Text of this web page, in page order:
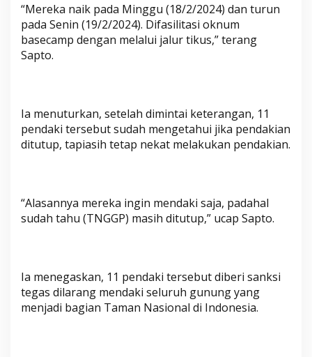
“Mereka naik pada Minggu (18/2/2024) dan turun
pada Senin (19/2/2024). Difasilitasi oknum
basecamp dengan melalui jalur tikus,” terang
Sapto.
Ia menuturkan, setelah dimintai keterangan, 11
pendaki tersebut sudah mengetahui jika pendakian
ditutup, tapiasih tetap nekat melakukan pendakian.
“Alasannya mereka ingin mendaki saja, padahal
sudah tahu (TNGGP) masih ditutup,” ucap Sapto.
Ia menegaskan, 11 pendaki tersebut diberi sanksi
tegas dilarang mendaki seluruh gunung yang
menjadi bagian Taman Nasional di Indonesia.